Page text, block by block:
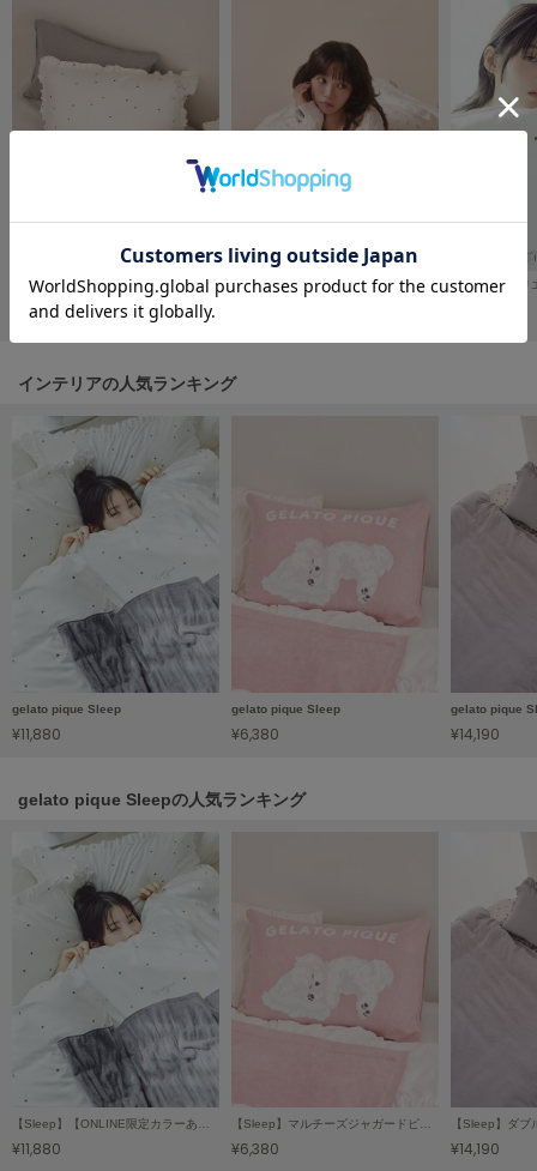
FURFUR
ファーファー
ジェラート ピケ キャットアンドドッグ
gelato pique Sleep
ジェラート ピケ スリープ
グラミチ
Henon.
HUNTER
ハンター
HOKA ONEONE
ホカ オネオネ
キーン
LAATO
ラート
le coq sportif
ルコックスポルティフ
LeSportsac
レスポートサック
LILY BROWN
リリーブラウン
【Sleep】【ONLINE限定カラーあり】バリエーションプリント寝具2点セット（シングル）
【Sleep】【ONLINE限定カラーあり】バリエーションプリントピローケース
インテリアの人気ランキング
gelato pique Sleep
¥11,880
gelato pique Sleep
¥6,380
gelato pique
¥14,190
gelato pique Sleepの人気ランキング
【Sleep】【ONLINE限定カラーあり】バリエーションプリント寝具３点セット（シングル）
¥11,880
【Sleep】マルチーズジャガードピローケース
¥6,380 ¥14,190